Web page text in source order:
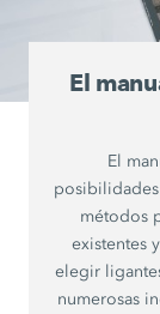
El
El
métodos
existentes
elegir
numerosas